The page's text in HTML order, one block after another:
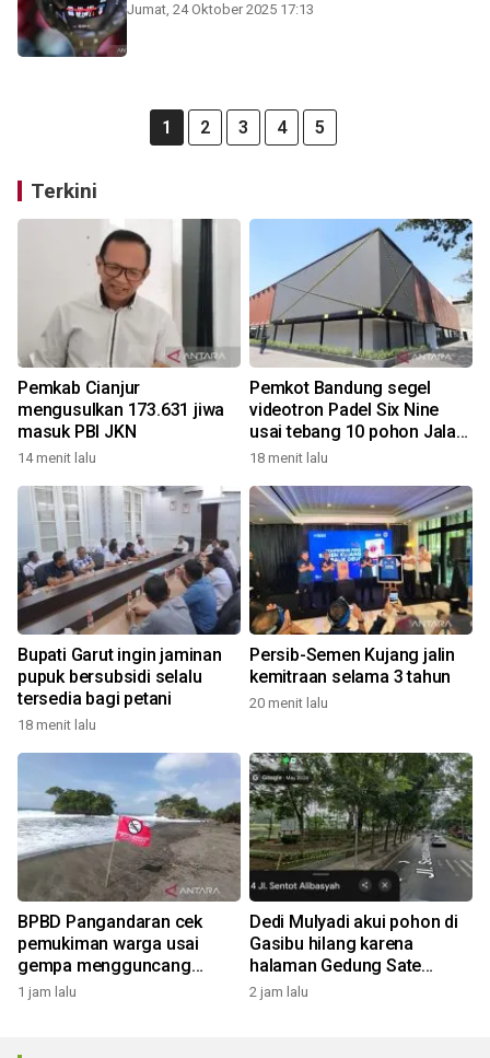
Jumat, 24 Oktober 2025 17:13
1 2 3 4 5
Terkini
Pemkab Cianjur
mengusulkan 173.631 jiwa
masuk PBI JKN
14 menit lalu
Pemkot Bandung segel
videotron Padel Six Nine
usai tebang 10 pohon Jalan
Riau
18 menit lalu
Bupati Garut ingin jaminan
pupuk bersubsidi selalu
tersedia bagi petani
18 menit lalu
Persib-Semen Kujang jalin
kemitraan selama 3 tahun
20 menit lalu
BPBD Pangandaran cek
pemukiman warga usai
gempa mengguncang
dengan magnitudo 5,3
1 jam lalu
Dedi Mulyadi akui pohon di
Gasibu hilang karena
halaman Gedung Sate
ditata: Pohonnya kecil
2 jam lalu